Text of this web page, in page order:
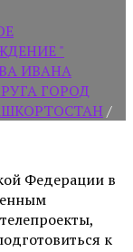
"
ИВАНА
ГОРОД
/
Федерации в
к